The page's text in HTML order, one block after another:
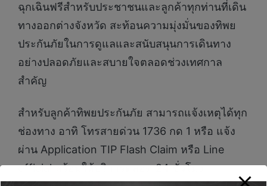
ฉุกเฉินฟรีสำหรับประชาชนและลูกค้าทุกท่านที่เดิน
ทางออกต่างจังหวัด สะท้อนความมุ่งมั่นของทิพย
ประกันภัยในการดูแลและสนับสนุนการเดินทาง
อย่างปลอดภัยและสบายใจตลอดช่วงเทศกาล
สำคัญ
สำหรับลูกค้าทิพยประกันภัย สามารถแจ้งเหตุได้ทุก
ช่องทาง อาทิ โทรสายด่วน 1736 กด 1 หรือ แจ้ง
ผ่าน Application TIP Flash Claim หรือ Line
official พร้อมให้บริการตลอด 24 ชั่วโมง